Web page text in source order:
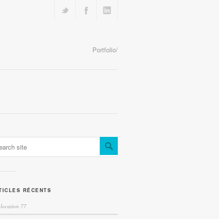
Portfolio/
RÉCENTS
77